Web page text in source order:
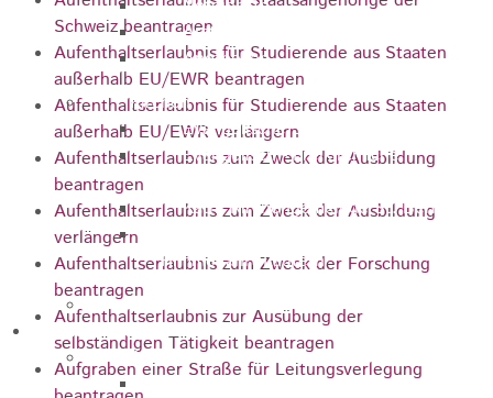
Notdienste
Ärzte
Apotheken
Kirchen
Evangelische St.-Ulrich-Kirche
Evangelisch - Freikirchliche
Kath. Kirchengemeinde St. Bernhard
Himmelfahrt Lautern
Stadtarchiv
Bauen / Wirtschaft
Allgemein
Energiegenossenschaft Rosenstein
Schweiz beantragen
Aufenthaltserlaubnis für Studierende aus Staaten
außerhalb EU/EWR beantragen
Aufenthaltserlaubnis für Studierende aus Staaten
außerhalb EU/EWR verlängern
Aufenthaltserlaubnis zum Zweck der Ausbildung
beantragen
Aufenthaltserlaubnis zum Zweck der Ausbildung
verlängern
Aufenthaltserlaubnis zum Zweck der Forschung
beantragen
Aufenthaltserlaubnis zur Ausübung der
selbständigen Tätigkeit beantragen
Aufgraben einer Straße für Leitungsverlegung